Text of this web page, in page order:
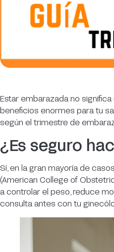
Estar embarazada no
beneficios enormes para tu
según el trimestre de
¿Es seguro
Sí, en la gran mayoría de
(American College of
a controlar el peso, reduce
consulta antes con tu